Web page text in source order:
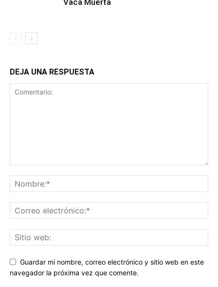
Vaca Muerta
DEJA UNA RESPUESTA
Guardar mi nombre, correo electrónico y sitio web en este
navegador la próxima vez que comente.